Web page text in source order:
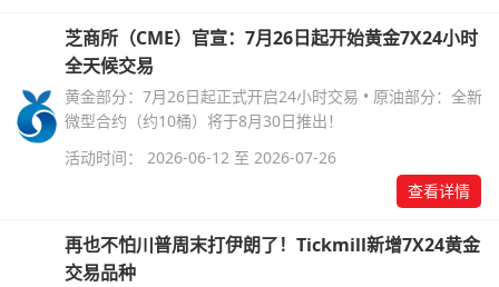
芝商所（CME）官宣：7月26日起开始黄金7X24小时
全天候交易
黄金部分：7月26日起正式开启24小时交易 • 原油部分：全新
微型合约（约10桶）将于8月30日推出！
活动时间： 2026-06-12 至 2026-07-26
查看详情
再也不怕川普周末打伊朗了！Tickmill新增7X24黄金
交易品种